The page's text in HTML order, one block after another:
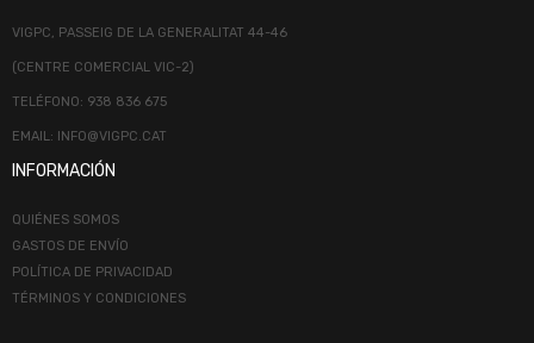
VIGPC, PASSEIG DE LA GENERALITAT 44-46
(CENTRE COMERCIAL VIC-2)
TELÉFONO: 938 836 675
EMAIL: INFO@VIGPC.CAT
INFORMACIÓN
QUIÉNES SOMOS
GASTOS DE ENVÍO
POLÍTICA DE PRIVACIDAD
TÉRMINOS Y CONDICIONES